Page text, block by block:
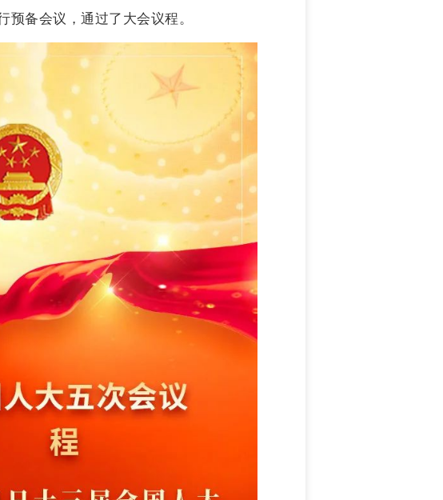
备会议，通过了大会议程。